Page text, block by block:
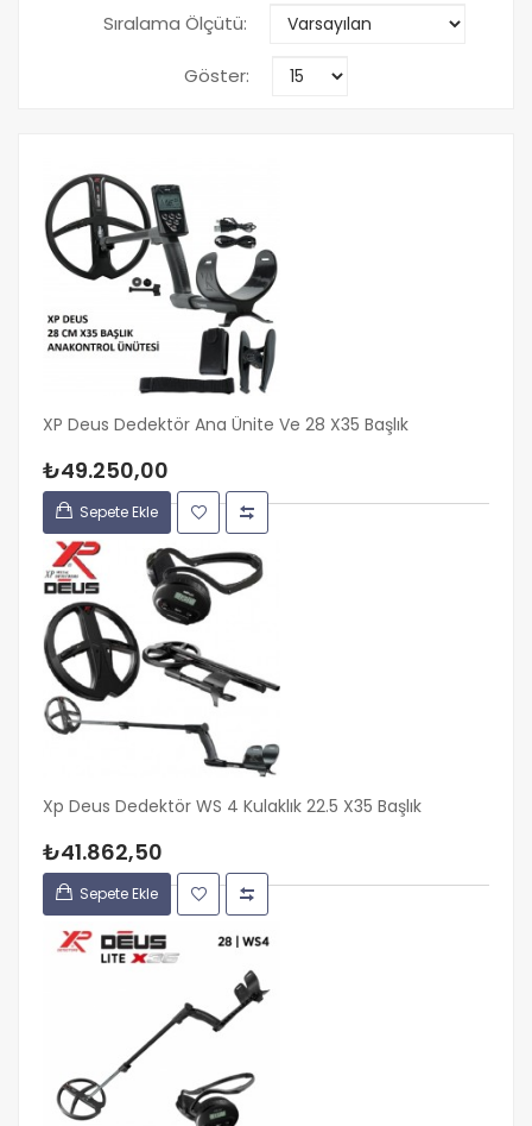
Sıralama Ölçütü:
Göster:
XP Deus Dedektör Ana Ünite Ve 28 X35 Başlık
₺49.250,00
Sepete Ekle
Xp Deus Dedektör WS 4 Kulaklık 22.5 X35 Başlık
₺41.862,50
Sepete Ekle